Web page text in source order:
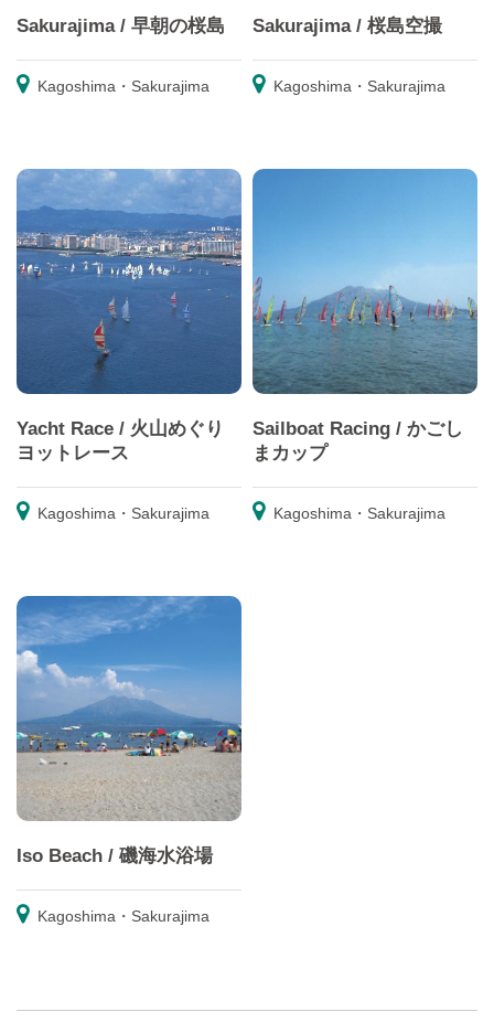
Sakurajima / 早朝の桜島
Kagoshima・Sakurajima
Sakurajima / 桜島空撮
Kagoshima・Sakurajima
Yacht Race / 火山めぐり
ヨットレース
Kagoshima・Sakurajima
Sailboat Racing / かごし
まカップ
Kagoshima・Sakurajima
Iso Beach / 磯海水浴場
Kagoshima・Sakurajima